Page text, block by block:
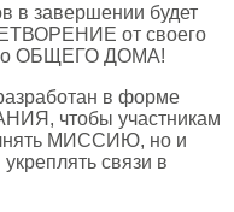
в завершении будет
от своего
ОБЩЕГО ДОМА!
в форме
чтобы участникам
МИССИЮ, но и
связи в